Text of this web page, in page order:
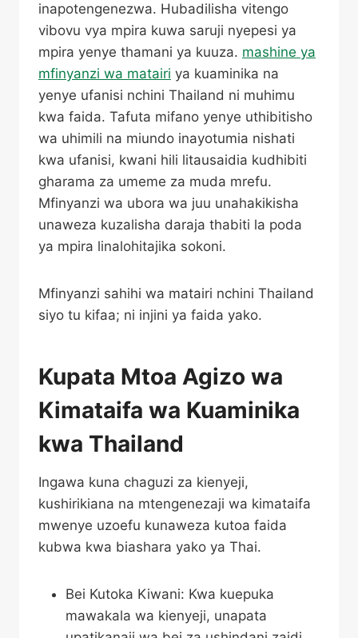
inapotengenezwa. Hubadilisha vitengo
vibovu vya mpira kuwa saruji nyepesi ya
mpira yenye thamani ya kuuza. mashine ya
mfinyanzi wa matairi ya kuaminika na
yenye ufanisi nchini Thailand ni muhimu
kwa faida. Tafuta mifano yenye uthibitisho
wa uhimili na miundo inayotumia nishati
kwa ufanisi, kwani hili litausaidia kudhibiti
gharama za umeme za muda mrefu.
Mfinyanzi wa ubora wa juu unahakikisha
unaweza kuzalisha daraja thabiti la poda
ya mpira linalohitajika sokoni.
Mfinyanzi sahihi wa matairi nchini Thailand
siyo tu kifaa; ni injini ya faida yako.
Kupata Mtoa Agizo wa
Kimataifa wa Kuaminika
kwa Thailand
Ingawa kuna chaguzi za kienyeji,
kushirikiana na mtengenezaji wa kimataifa
mwenye uzoefu kunaweza kutoa faida
kubwa kwa biashara yako ya Thai.
Bei Kutoka Kiwani: Kwa kuepuka
mawakala wa kienyeji, unapata